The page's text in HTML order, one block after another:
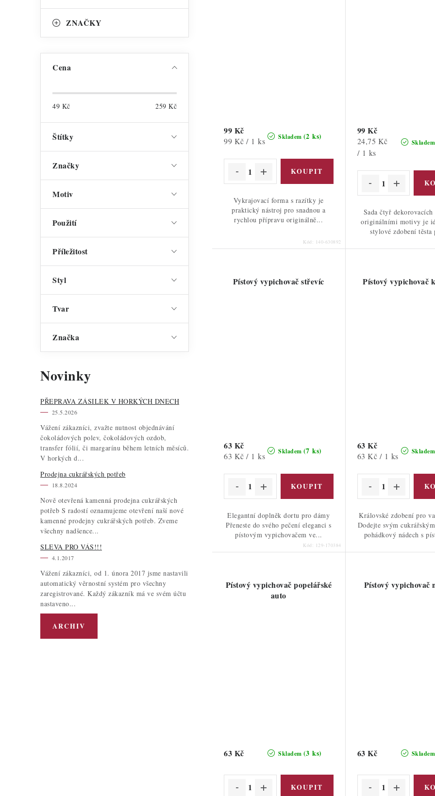
ZNAČKY
Cena
49 Kč 259 Kč
Štítky
Značky
Motiv
Použití
Příležitost
Styl
Tvar
Značka
Novinky
PŘEPRAVA ZÁSILEK V HORKÝCH DNECH
25.5.2026
Vážení zákazníci, zvažte nutnost objednávání
čokoládových polev, čokoládových ozdob,
transfer fólií, či margarínu během letních měsíců.
V horkých d...
Prodejna cukrářských potřeb
18.8.2024
Nově otevřená kamenná prodejna cukrářských
potřeb S radostí oznamujeme otevření naší nové
kamenné prodejny cukrářských potřeb. Zveme
všechny nadšence...
SLEVA PRO VÁS!!!
4.1.2017
Vážení zákazníci, od 1. února 2017 jsme nastavili
automatický věrnostní systém pro všechny
zaregistrované. Každý zákazník má ve svém účtu
nastaveno...
ARCHIV
Skladem (2 ks)
99 Kč
Měrná
99 Kč / 1 ks
Vykrajovací forma s razítky je
praktický nástroj pro snadnou a
rychlou přípravu originálně...
Kód: 140-630892
Skladem
99 Kč
Měrná
cena:
24,75 Kč
/ 1 ks
Sada čtyř
originálními motivy je
stylové zdobení těsta
Pístový vypichovač střevíc
Skladem (7 ks)
63 Kč
Měrná
63 Kč / 1 ks
Elegantní doplněk dortu pro dámy
Přeneste do svého pečení eleganci s
pístovým vypichovačem ve...
Kód: 129-170384
Pístový vypichovač
Skladem
63 Kč
Měrná
63 Kč / 1 ks
Královské zdobení pro
Dodejte svým
pohádkový nádech s
Pístový vypichovač popelářské
auto
Skladem (3 ks)
63 Kč
Pístový vypichovač
Skladem
63 Kč